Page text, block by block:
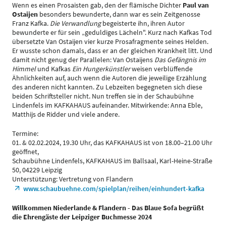
Wenn es einen Prosaisten gab, den der flämische Dichter Paul van
Ostaijen besonders bewunderte, dann war es sein Zeitgenosse
Franz Kafka. Die Verwandlungbegeisterte ihn, ihren Autor
bewunderte er für sein „geduldiges Lächeln". Kurz nach Kafkas Tod
übersetzte Van Ostaijen vier kurze Prosafragmente seines Helden.
Er wusste schon damals, dass er an der gleichen Krankheit litt. Und
damit nicht genug der Parallelen: Van Ostaijens Das Gefängnis im
Himmelund Kafkas Ein Hungerkünstlerweisen verblüffende
Ähnlichkeiten auf, auch wenn die Autoren die jeweilige Erzählung
des anderen nicht kannten. Zu Lebzeiten begegneten sich diese
beiden Schriftsteller nicht. Nun treffen sie in der Schaubühne
Lindenfels im KAFKAHAUS aufeinander. Mitwirkende: Anna Eble,
Matthijs de Ridder und viele andere.
Termine:
01. & 02.02.2024, 19.30 Uhr, das KAFKAHAUS ist von 18.00–21.00 Uhr
geöffnet,
Schaubühne Lindenfels, KAFKAHAUS im Ballsaal, Karl-Heine-Straße
50, 04229 Leipzig
Unterstützung: Vertretung von Flandern
www.schaubuehne.com/spielplan/reihen/einhundert-kafka
Willkommen Niederlande & Flandern - Das Blaue Sofa begrüßt
die Ehrengäste der Leipziger Buchmesse 2024